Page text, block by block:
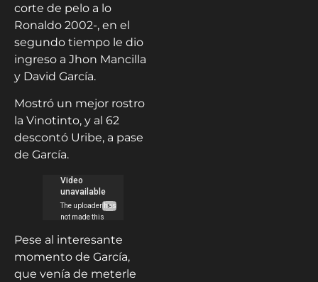
corte de pelo a lo
Ronaldo 2002-, en el
segundo tiempo le dio
ingreso a Jhon Mancilla
y David García.
Mostró un mejor rostro
la Vinotinto, y al 62
descontó Uribe, a pase
de García.
Pese al interesante
momento de García,
que venía de meterle